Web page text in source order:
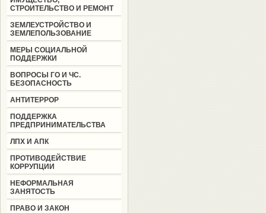
СТРОИТЕЛЬСТВО И РЕМОНТ
ЗЕМЛЕУСТРОЙСТВО И
ЗЕМЛЕПОЛЬЗОВАНИЕ
МЕРЫ СОЦИАЛЬНОЙ
ПОДДЕРЖКИ
ВОПРОСЫ ГО И ЧС.
БЕЗОПАСНОСТЬ
АНТИТЕРРОР
ПОДДЕРЖКА
ПРЕДПРИНИМАТЕЛЬСТВА
ЛПХ И АПК
ПРОТИВОДЕЙСТВИЕ
КОРРУПЦИИ
НЕФОРМАЛЬНАЯ
ЗАНЯТОСТЬ
ПРАВО И ЗАКОН